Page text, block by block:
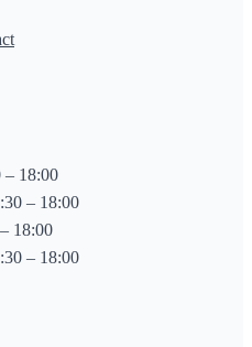
– 18:00
– 18:00
18:00
– 18:00